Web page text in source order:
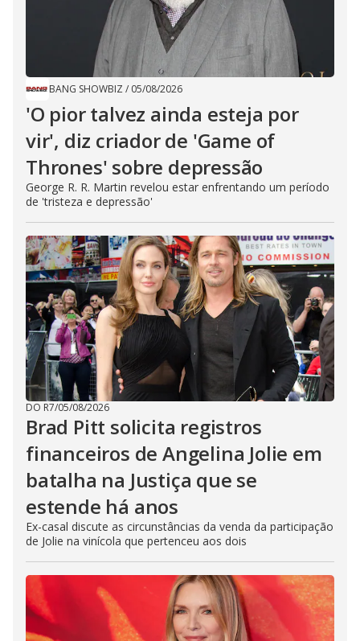
BANG SHOWBIZ / 05/08/2026
'O pior talvez ainda esteja por
vir', diz criador de 'Game of
Thrones' sobre depressão
George R. R. Martin revelou estar enfrentando um período
de 'tristeza e depressão'
DO R7/05/08/2026
Brad Pitt solicita registros
financeiros de Angelina Jolie em
batalha na Justiça que se
estende há anos
Ex-casal discute as circunstâncias da venda da participação
de Jolie na vinícola que pertenceu aos dois